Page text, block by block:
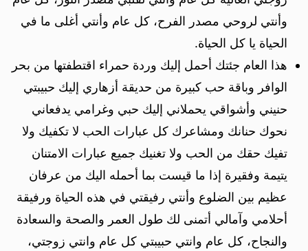
وأنتي لروحي مصدر الفرح، كل عام وأنتي أغلى ما في
الحياة يا كل الحياة.
هذا العام جئتك أحمل إليك وردة حمراء اقتطفتها من بحر
الوافر وباقة حب كبيرة من حديقة أزهاري إليك حبيبتي
حنيني وأشواقي يحملاني إليك حبي وغرامي يدفعاني
نحوك حنانك ومشاعرك كل عبارات الحب لا تكفيك ولا
تفيك حقك من الحب ولا تغنيك جميع عبارات الامتنان
يتيمة وفقيرة إذا ما قيست بما أحمله اليك من عرفان
عظيم بين الضلوع وأنتي رفيقتي في هذه الحياة ورفيقة
أحلامي وآمالي أتمنى لك طول العمر والصحة والسعادة
والنجاح، كل عام وانتي حبيبتي كل عام وانتي زوجتي،